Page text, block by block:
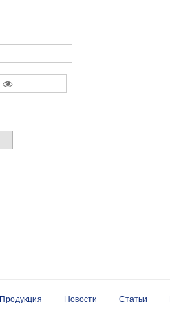
Продукция Новости Статьи